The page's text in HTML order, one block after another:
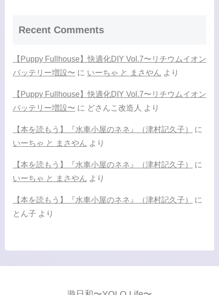
Recent Comments
【Puppy Fullhouse】快適化DIY Vol.7〜リチウムイオン
バッテリー増設〜 に いーちゃ と まさやん より
【Puppy Fullhouse】快適化DIY Vol.7〜リチウムイオン
バッテリー増設〜 に どさんこ改造人 より
【本を読もう】『水車小屋のネネ』（津村記久子）
に
いーちゃ と まさやん より
【本を読もう】『水車小屋のネネ』（津村記久子）
に
いーちゃ と まさやん より
【本を読もう】『水車小屋のネネ』（津村記久子）
に
とん子 より